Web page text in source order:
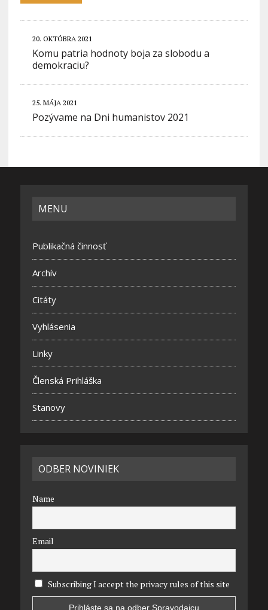
20. OKTÓBRA 2021
Komu patria hodnoty boja za slobodu a
demokraciu?
25. MÁJA 2021
Pozývame na Dni humanistov 2021
MENU
Publikačná činnosť
Archív
Citáty
Vyhlásenia
Linky
Členská Prihláška
Stanovy
ODBER NOVINIEK
Name
Email
Subscribing I accept the privacy rules of this site